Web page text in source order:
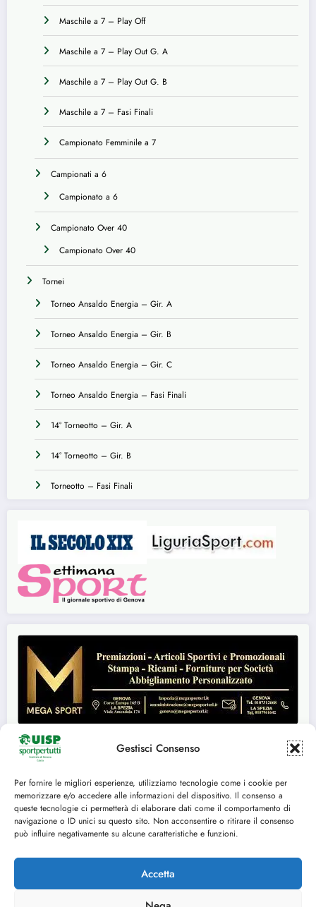
Gestisci Consenso
Per fornire le migliori esperienze, utilizziamo tecnologie come i cookie per
memorizzare e/o accedere alle informazioni del dispositivo. Il consenso a
queste tecnologie ci permetterà di elaborare dati come il comportamento di
navigazione o ID unici su questo sito. Non acconsentire o ritirare il consenso
può influire negativamente su alcune caratteristiche e funzioni.
Accetta
Maschile a 7 – Play Off
Maschile a 7 – Play Out G. A
Maschile a 7 – Play Out G. B
Maschile a 7 – Fasi Finali
Campionato Femminile a 7
Campionati a 6
Campionato a 6
Campionato Over 40
Campionato Over 40
Tornei
Torneo Ansaldo Energia – Gir. A
Torneo Ansaldo Energia – Gir. B
Torneo Ansaldo Energia – Gir. C
Torneo Ansaldo Energia – Fasi Finali
14° Torneotto – Gir. A
14° Torneotto – Gir. B
Torneotto – Fasi Finali
Seguici su:
FACEBOOK
TWITTER